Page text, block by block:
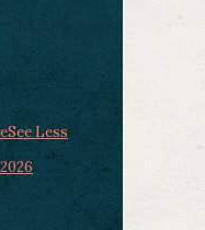
See Less